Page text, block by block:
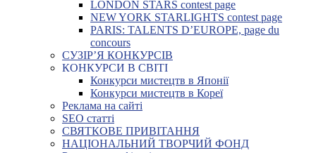
LONDON STARS contest page
NEW YORK STARLIGHTS contest page
PARIS: TALENTS D’EUROPE, page du
concours
СУЗІР’Я КОНКУРСІВ
КОНКУРСИ В СВІТІ
Конкурси мистецтв в Японії
Конкурси мистецтв в Кореї
Реклама на сайті
SEO статті
СВЯТКОВЕ ПРИВІТАННЯ
НАЦІОНАЛЬНИЙ ТВОРЧИЙ ФОНД